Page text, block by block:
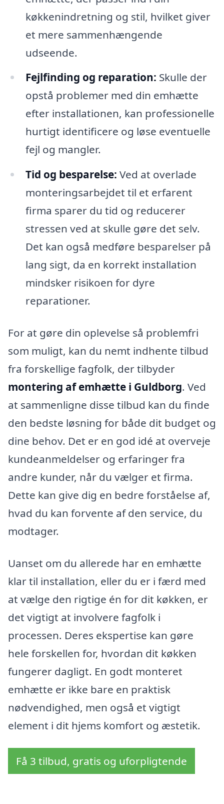
køkkenindretning og stil, hvilket giver
et mere sammenhængende
udseende.
Fejlfinding og reparation: Skulle der
opstå problemer med din emhætte
efter installationen, kan professionelle
hurtigt identificere og løse eventuelle
fejl og mangler.
Tid og besparelse: Ved at overlade
monteringsarbejdet til et erfarent
firma sparer du tid og reducerer
stressen ved at skulle gøre det selv.
Det kan også medføre besparelser på
lang sigt, da en korrekt installation
mindsker risikoen for dyre
reparationer.
For at gøre din oplevelse så problemfri
som muligt, kan du nemt indhente tilbud
fra forskellige fagfolk, der tilbyder
montering af emhætte i Guldborg. Ved
at sammenligne disse tilbud kan du finde
den bedste løsning for både dit budget og
dine behov. Det er en god idé at overveje
kundeanmeldelser og erfaringer fra
andre kunder, når du vælger et firma.
Dette kan give dig en bedre forståelse af,
hvad du kan forvente af den service, du
modtager.
Uanset om du allerede har en emhætte
klar til installation, eller du er i færd med
at vælge den rigtige én for dit køkken, er
det vigtigt at involvere fagfolk i
processen. Deres ekspertise kan gøre
hele forskellen for, hvordan dit køkken
fungerer dagligt. En godt monteret
emhætte er ikke bare en praktisk
nødvendighed, men også et vigtigt
element i dit hjems komfort og æstetik.
Få 3 tilbud, gratis og uforpligtende